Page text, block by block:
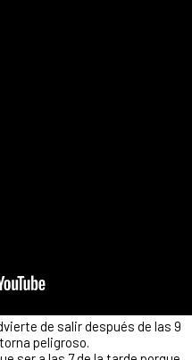
de salir después de las 9
peligroso.